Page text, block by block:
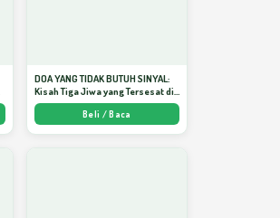
DOA YANG TIDAK BUTUH SINYAL:
Kisah Tiga Jiwa yang Tersesat di
Era AI dan Menemukan Jalan
Pulang di Bulan Ramadhan" -
Arda Dinata
Beli / Baca